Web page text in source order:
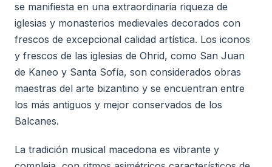
se manifiesta en una extraordinaria riqueza de
iglesias y monasterios medievales decorados con
frescos de excepcional calidad artística. Los iconos
y frescos de las iglesias de Ohrid, como San Juan
de Kaneo y Santa Sofía, son considerados obras
maestras del arte bizantino y se encuentran entre
los más antiguos y mejor conservados de los
Balcanes.
La tradición musical macedona es vibrante y